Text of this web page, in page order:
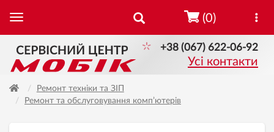
+38 (067) 622-06-92
Усі контакти
(0)
Ремонт техніки та ЗІП
Ремонт та обслуговування комп’ютерів